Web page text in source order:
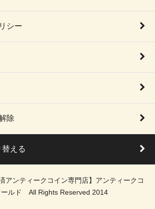
シー
除
える
アンティークコイン専門店】アンティークコ
ールド All Rights Reserved 2014